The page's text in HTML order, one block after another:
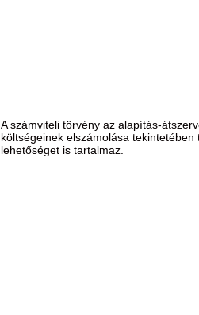
A számviteli törvény az alapítás-
költségeinek elszámolása tekintetében
lehetőséget is tartalmaz.